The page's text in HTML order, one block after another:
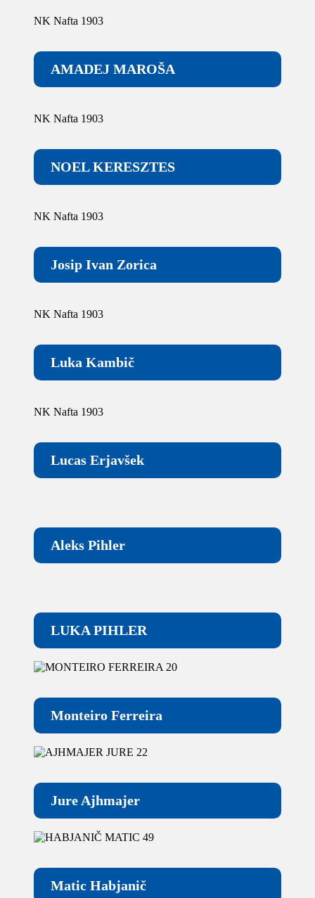
NK Nafta 1903
AMADEJ MAROŠA
NK Nafta 1903
NOEL KERESZTES
NK Nafta 1903
Josip Ivan Zorica
NK Nafta 1903
Luka Kambič
NK Nafta 1903
Lucas Erjavšek
Aleks Pihler
LUKA PIHLER
Monteiro Ferreira
Jure Ajhmajer
Matic Habjanič